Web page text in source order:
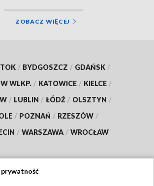
ZOBACZ WIĘCEJ
/ BYDGOSZCZ / GDAŃSK /
WLKP. / KATOWICE / KIELCE /
/ LUBLIN / ŁÓDŹ / OLSZTYN /
/ POZNAŃ / RZESZÓW /
/ WARSZAWA / WROCŁAW
prywatność